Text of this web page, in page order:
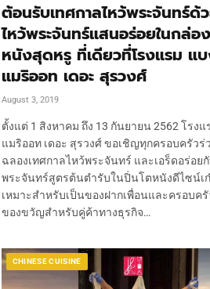
ต้อนรับเทศกาลไหว้พระจันทร์ด้
ไหว้พระจันทร์แสนอร่อยในกล่อ
หนังสุดหรู ที่เดียวที่โรงแรม แ
แมริออท เดอะ สุรวงศ์
August 3, 2019
ตั้งแต่ 1 สิงหาคม ถึง 13 กันยายน 2562 โรง
แมริออท เดอะ สุรวงศ์ ขอเชิญทุกครอบครัวร่
ฉลองเทศกาลไหว้พระจันทร์ และเอร็ดอร่อย
พระจันทร์สูตรต้นตำรับในปิ่นโตหนังดีไซน์เ
เหมาะสำหรับเป็นของฝากเพื่อนและครอบค
ของขวัญสำหรับคู่ค้าทางธุรกิจ…
CHINESE CUISINE